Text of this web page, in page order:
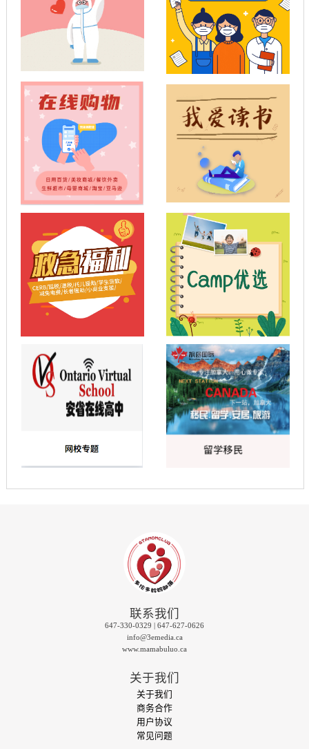
联系我们
647-330-0329 | 647-627-0626
info@3emedia.ca
www.mamabuluo.ca
关于我们
关于我们
商务合作
用户协议
常见问题